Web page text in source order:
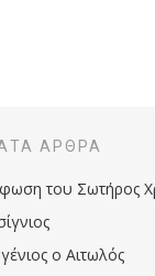
ΆΡΘΡΑ
του Σωτήρος
ο Αιτωλός